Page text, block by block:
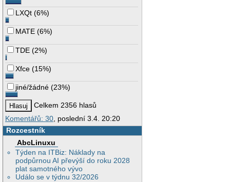
LXQt (6%)
MATE (6%)
TDE (2%)
Xfce (15%)
jiné/žádné (23%)
Celkem 2356 hlasů
Komentářů: 30 , poslední 3.4. 20:20
Rozcestník
AbcLinuxu
Týden na ITBiz: Náklady na
podpůrnou AI převýší do roku 2028
plat samotného vývo
Událo se v týdnu 32/2026